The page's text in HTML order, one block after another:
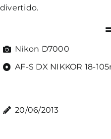
divertido.
Nikon D7000
AF-S DX NIKKOR 18-
20/06/2013